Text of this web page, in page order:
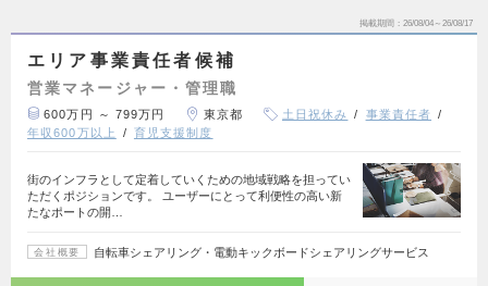
掲載期間 26/08/04～26/08/17
エリア事業責任者候補
営業マネージャー・管理職
600万円 ～ 799万円 東京都 土日祝休み
事業責任者
年収600万以上
育児支援制度
街のインフラとして定着していくための地域戦略を担ってい
ただくポジションです。 ユーザーにとって利便性の高い新
たなポートの開…
会社概要 自転車シェアリング・電動キックボードシェアリングサービス